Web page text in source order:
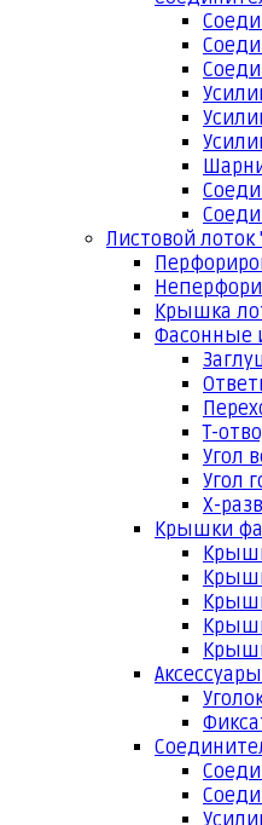
Листовой лоток
Крышка
Фасонные
Т-
Угол
Угол
Х-
Крышки
Аксессуары